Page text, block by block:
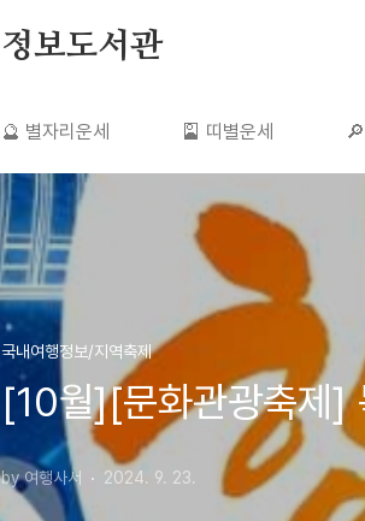
정보도서관
🔮 별자리운세 🎴 띠별운세
국내여행정보/지역축제
[10월][문화관광축제
by 여행사서 2024. 9. 23.